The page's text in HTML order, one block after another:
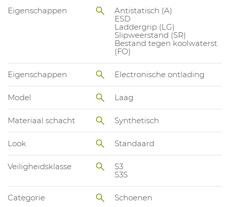
Eigenschappen
Antistatisch (A)
ESD
Laddergrip (LG)
Slipweerstand (SR)
Bestand tegen koolwaterst.
(FO)
Eigenschappen Electronische ontlading
Model Laag
Materiaal schacht Synthetisch
Look Standaard
Veiligheidsklasse
S3
S3S
Categorie Schoenen